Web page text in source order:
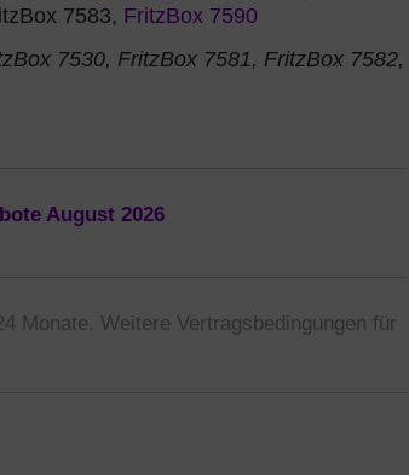
7583, FritzBox 7590
7530, FritzBox 7581, FritzBox 7582,
August 2026
Monate. Weitere Vertragsbedingungen für